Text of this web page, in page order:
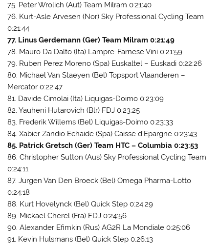
75. Peter Wrolich (Aut) Team Milram 0:21:40
76. Kurt-Asle Arvesen (Nor) Sky Professional Cycling Team
0:21:44
77. Linus Gerdemann (Ger) Team Milram 0:21:49
78. Mauro Da Dalto (Ita) Lampre-Farnese Vini 0:21:59
79. Ruben Perez Moreno (Spa) Euskaltel – Euskadi 0:22:26
80. Michael Van Staeyen (Bel) Topsport Vlaanderen –
Mercator 0:22:47
81. Davide Cimolai (Ita) Liquigas-Doimo 0:23:09
82. Yauheni Hutarovich (Blr) FDJ 0:23:25
83. Frederik Willems (Bel) Liquigas-Doimo 0:23:33
84. Xabier Zandio Echaide (Spa) Caisse d’Epargne 0:23:43
85. Patrick Gretsch (Ger) Team HTC – Columbia 0:23:53
86. Christopher Sutton (Aus) Sky Professional Cycling Team
0:24:11
87. Jurgen Van Den Broeck (Bel) Omega Pharma-Lotto
0:24:18
88. Kurt Hovelynck (Bel) Quick Step 0:24:29
89. Mickael Cherel (Fra) FDJ 0:24:56
90. Alexander Efimkin (Rus) AG2R La Mondiale 0:25:06
91. Kevin Hulsmans (Bel) Quick Step 0:26:13